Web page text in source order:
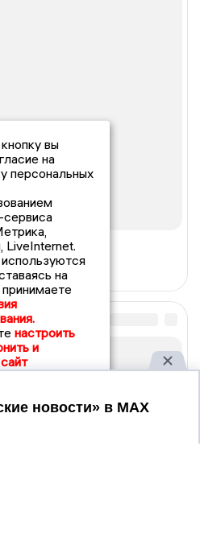
вы
на
персональных
сервиса
LiveInternet.
на
настроить
и